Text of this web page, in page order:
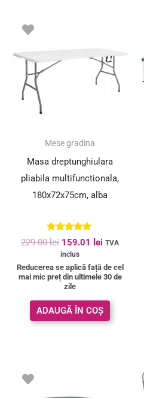
Mese gradina
Masa dreptunghiulara
pliabila multifunctionala,
180x72x75cm, alba
Evaluat la
4.84
din 5
229.00lei
fost:
229.00 lei.
159.01 lei
159.01 lei.
TVA
inclus
Reducerea se aplică față de cel
mai mic preț din ultimele 30 de
zile
ADAUGĂ ÎN COȘ